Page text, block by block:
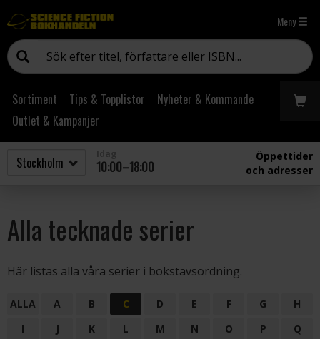
Meny
Sortiment Tips & Topplistor
Nyheter & Kommande
Outlet & Kampanjer
10:00–18:00
Öppettider
och adresser
Alla tecknade serier
Här listas alla våra serier i bokstavsordning.
ALLA A B C D E F G
H
I
J K L M N O P
Q